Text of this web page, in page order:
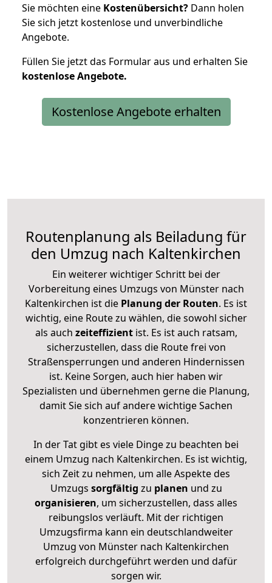
Sie möchten eine Kostenübersicht? Dann holen
Sie sich jetzt kostenlose und unverbindliche
Angebote.
Füllen Sie jetzt das Formular aus und erhalten Sie
kostenloseAngebote.
Kostenlose Angebote erhalten
Routenplanung als Beiladung für
den Umzug nach Kaltenkirchen
Ein weiterer wichtiger Schritt bei der
Vorbereitung eines Umzugs von Münster nach
Kaltenkirchen ist die Planung der Routen. Es ist
wichtig, eine Route zu wählen, die sowohl sicher
als auch zeiteffizientist. Es ist auch ratsam,
sicherzustellen, dass die Route frei von
Straßensperrungen und anderen Hindernissen
ist. Keine Sorgen, auch hier haben wir
Spezialisten und übernehmen gerne die Planung,
damit Sie sich auf andere wichtige Sachen
konzentrieren können.
In der Tat gibt es viele Dinge zu beachten bei
einem Umzug nach Kaltenkirchen. Es ist wichtig,
sich Zeit zu nehmen, um alle Aspekte des
Umzugs sorgfältig zu planen und zu
organisieren, um sicherzustellen, dass alles
reibungslos verläuft. Mit der richtigen
Umzugsfirma kann ein deutschlandweiter
Umzug von Münster nach Kaltenkirchen
erfolgreich durchgeführt werden und dafür
sorgen wir.